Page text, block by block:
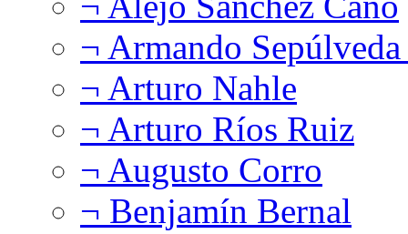
¬ Armando
¬ Arturo Nahle
¬ Arturo Ríos Ruiz
¬ Augusto Corro
¬ Benjamín Bernal